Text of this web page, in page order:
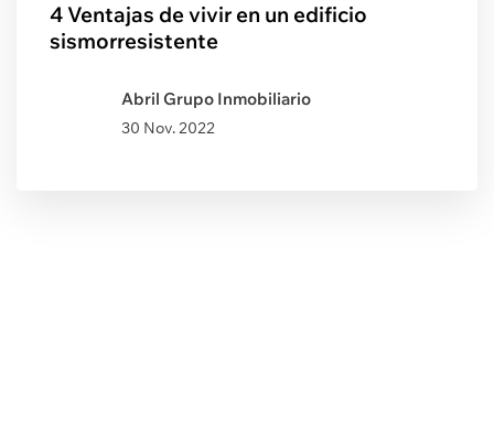
4 Ventajas de vivir en un edificio
sismorresistente
Abril Grupo Inmobiliario
30 Nov. 2022